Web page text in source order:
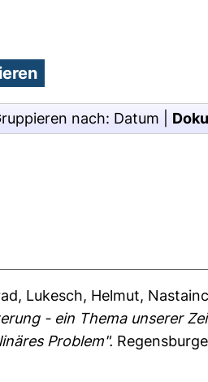
nach: Datum
, Lukesch, Helmut,
- ein Thema unserer
Problem".